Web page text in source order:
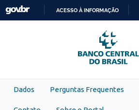
Skip to main content
PARA
O
CONTEÚDO
ACESSO À INFORMAÇÃO
Dados Perguntas Frequentes